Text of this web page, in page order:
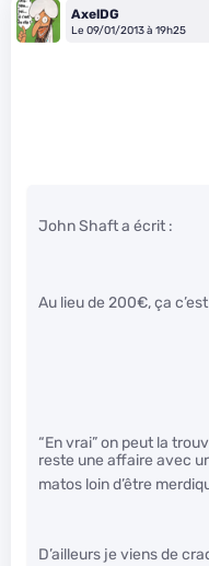
AxelDG
Le 09/01/2013 à 19h25
John Shaft a écrit :
Au lieu de 200€, ça
“En vrai” on peut la
reste une affaire avec
matos loin d’être
D’ailleurs je viens de